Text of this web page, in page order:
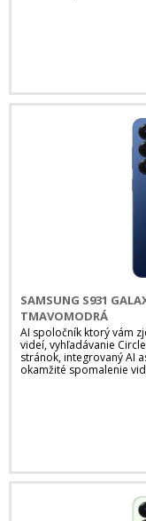
SAMSUNG S931
TMAVOMODRÁ
AI spoločník ktorý vám
videí, vyhľadávanie
stránok, integrovaný AI
okamžité spomalenie